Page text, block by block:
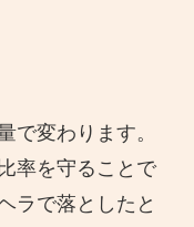
で変わります。
率を守ることで
ラで落としたと